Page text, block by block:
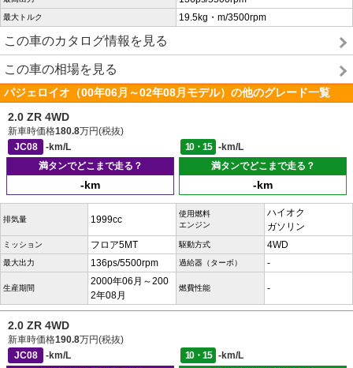
最大トルク 19.5kg・m/3500rpm
この車のカタログ情報を見る
この車の相場を見る
パジェロイオ（00年06月～02年08月モデル）の他のグレード一覧
2.0 ZR 4WD
新車時価格180.8万円(税抜)
JC08
-km/L 10・15
-km/L
満タンでどこまで走る？
-km
満タンでどこまで走る？
-km
排気量 1999cc
使用燃料
エンジン
ハイオク
ガソリン
ミッション フロア5MT 駆動方式 4WD
最大出力 136ps/5500rpm 過給器（ターボ） -
生産期間
2000年06月～200
2年08月
燃費性能 -
2.0 ZR 4WD
新車時価格190.8万円(税抜)
JC08
-km/L 10・15
-km/L